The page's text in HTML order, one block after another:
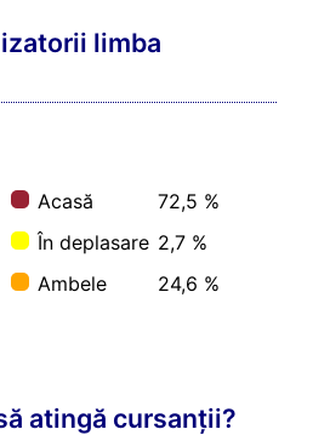
limba
Acasă
72,5 %
În deplasare 2,7 %
Ambele
24,6 %
atingă cursanții?